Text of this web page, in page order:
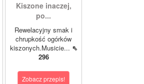
Kiszone inaczej,
po...
Rewelacyjny smak i
chrupkość ogórków
kiszonych.Musicie... ⇖
296
Zobacz przepis!